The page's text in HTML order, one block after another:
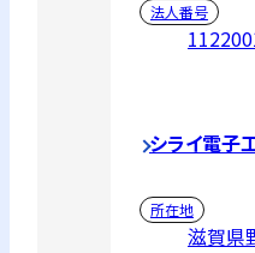
法人番号
シライ電子
所在地
滋賀県